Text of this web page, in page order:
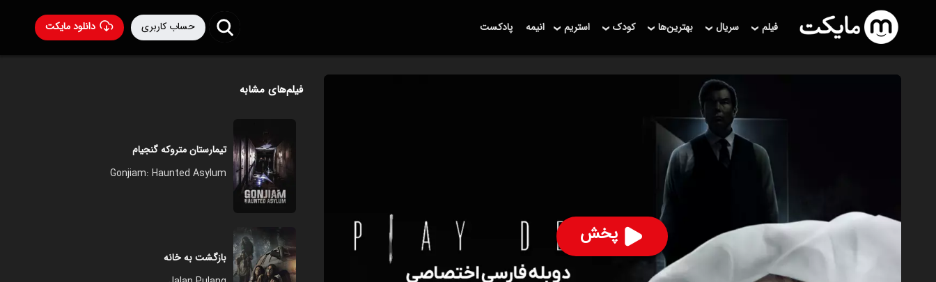
دانلود مایکت حساب کاربری فیلم سریال بهترین‌ها کودک استریم انیمه پادکست
پخش
فیلم‌های مشابه
تیمارستان متروکه گنجیام
Gonjiam: Haunted Asylum
بازگشت به خانه